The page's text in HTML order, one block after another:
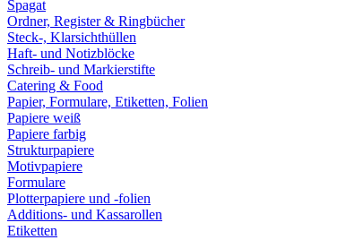
Spagat
Ordner, Register & Ringbücher
Steck-, Klarsichthüllen
Haft- und Notizblöcke
Schreib- und Markierstifte
Catering & Food
Papier, Formulare, Etiketten, Folien
Papiere weiß
Papiere farbig
Strukturpapiere
Motivpapiere
Formulare
Plotterpapiere und -folien
Additions- und Kassarollen
Etiketten